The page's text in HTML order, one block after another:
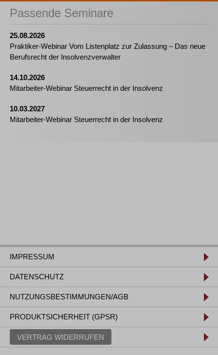
Passende Seminare
25.08.2026
Praktiker-Webinar Vom Listenplatz zur Zulassung – Das neue
Berufsrecht der Insolvenzverwalter
14.10.2026
Mitarbeiter-Webinar Steuerrecht in der Insolvenz
10.03.2027
Mitarbeiter-Webinar Steuerrecht in der Insolvenz
IMPRESSUM
DATENSCHUTZ
NUTZUNGSBESTIMMUNGEN/AGB
PRODUKTSICHERHEIT (GPSR)
VERTRAG WIDERRUFEN